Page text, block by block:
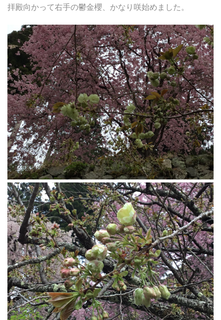
拝殿向かって右手の鬱金櫻、かなり咲始めました。